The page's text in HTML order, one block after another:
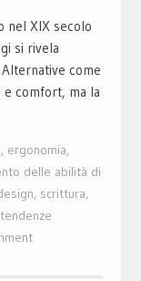
nel XIX secolo
si rivela
come
comfort, ma la
, ergonomia,
delle abilità di
, scrittura,
tendenze